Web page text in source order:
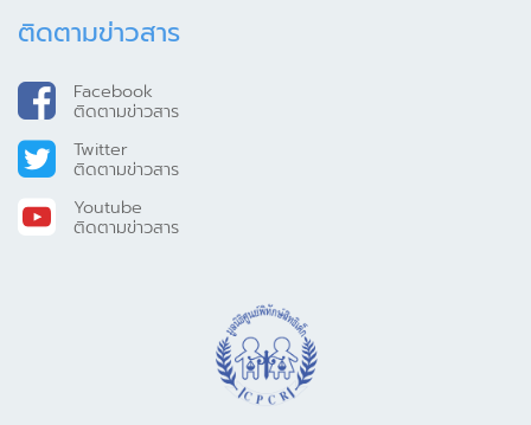
ติดตามข่าวสาร
Facebook
ติดตามข่าวสาร
Twitter
ติดตามข่าวสาร
Youtube
ติดตามข่าวสาร